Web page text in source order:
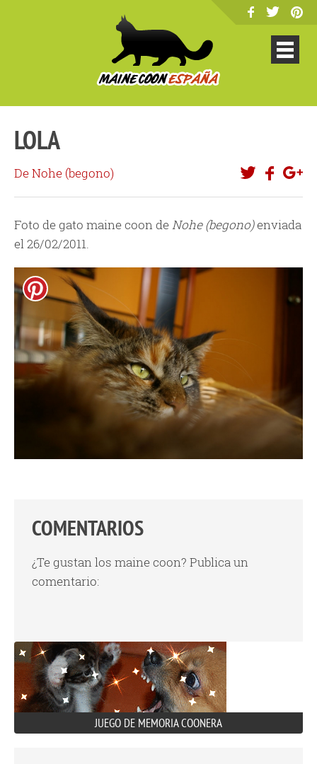
LOLA
De Nohe (begono)
Foto de gato maine coon deNohe (begono)enviada
el 26/02/2011.
COMENTARIOS
¿Te gustan los maine coon? Publica un
comentario:
JUEGO DE MEMORIA COONERA